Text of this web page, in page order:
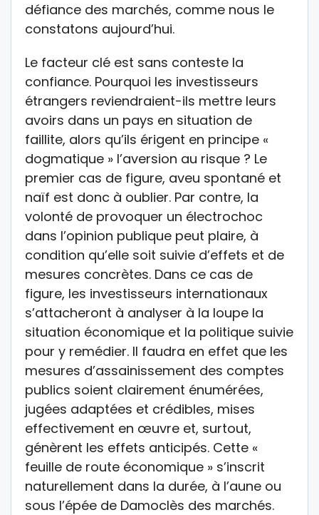
défiance des marchés, comme nous le
constatons aujourd’hui.
Le facteur clé est sans conteste la
confiance. Pourquoi les investisseurs
étrangers reviendraient-ils mettre leurs
avoirs dans un pays en situation de
faillite, alors qu’ils érigent en principe «
dogmatique » l’aversion au risque ? Le
premier cas de figure, aveu spontané et
naïf est donc à oublier. Par contre, la
volonté de provoquer un électrochoc
dans l’opinion publique peut plaire, à
condition qu’elle soit suivie d’effets et de
mesures concrètes. Dans ce cas de
figure, les investisseurs internationaux
s’attacheront à analyser à la loupe la
situation économique et la politique suivie
pour y remédier. Il faudra en effet que les
mesures d’assainissement des comptes
publics soient clairement énumérées,
jugées adaptées et crédibles, mises
effectivement en œuvre et, surtout,
génèrent les effets anticipés. Cette «
feuille de route économique » s’inscrit
naturellement dans la durée, à l’aune ou
sous l’épée de Damoclès des marchés.